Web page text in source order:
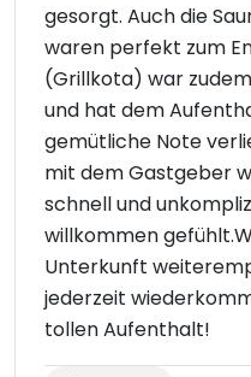
gesorgt. Auch die
waren perfekt zum
(Grillkota) war
und hat dem
gemütliche Note
mit dem Gastgeber
schnell und
willkommen
Unterkunft
jederzeit
tollen Aufenthalt!